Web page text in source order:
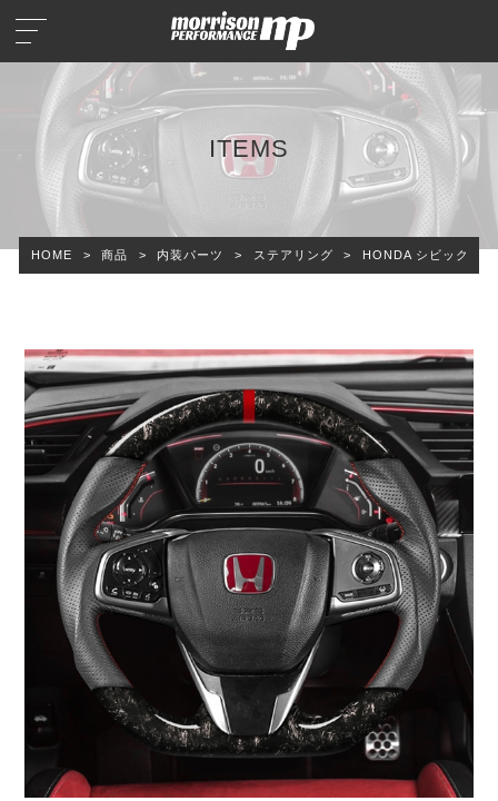
ITEMS
HOME > 商品 > 内装パーツ > ステアリング > HONDA シビック タ